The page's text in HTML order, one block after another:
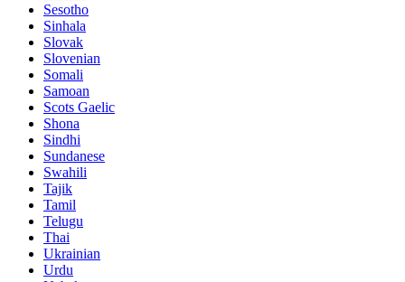
Sesotho
Sinhala
Slovak
Slovenian
Somali
Samoan
Scots Gaelic
Shona
Sindhi
Sundanese
Swahili
Tajik
Tamil
Telugu
Thai
Ukrainian
Urdu